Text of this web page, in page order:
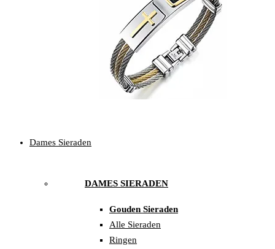
Dames Sieraden
DAMES SIERADEN
Gouden Sieraden
Alle Sieraden
Ringen